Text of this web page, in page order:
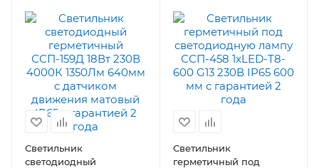
Светильник
светодиодный
Светильник
герметичный под